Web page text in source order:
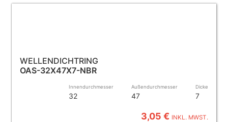
WELLENDICHTRING
OAS-32X47X7-NBR
Innendurchmesser
32
Außendurchmesser
47
Dicke
7
3,05 € INKL. MWST.